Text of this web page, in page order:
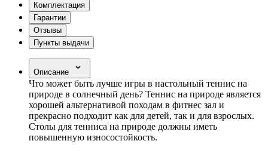
Комплектация
Гарантии
Отзывы
Пункты выдачи
Описание
Что может быть лучше игры в настольный теннис на
природе в солнечный день? Теннис на природе является
хорошей альтернативой походам в фитнес зал и
прекрасно подходит как для детей, так и для взрослых.
Столы для тенниса на природе должны иметь
повышенную износостойкость.